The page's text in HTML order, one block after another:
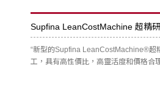
Supfina LeanCostMachine 超精
“新型的Supfina LeanCostMachine®超
工，具有高性價比，高靈活度和價格合